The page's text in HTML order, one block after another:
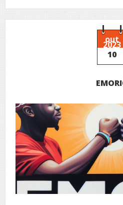
Luther
King
Jr.
out
2023
10